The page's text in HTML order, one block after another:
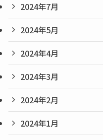
2024年7月
2024年5月
2024年4月
2024年3月
2024年2月
2024年1月